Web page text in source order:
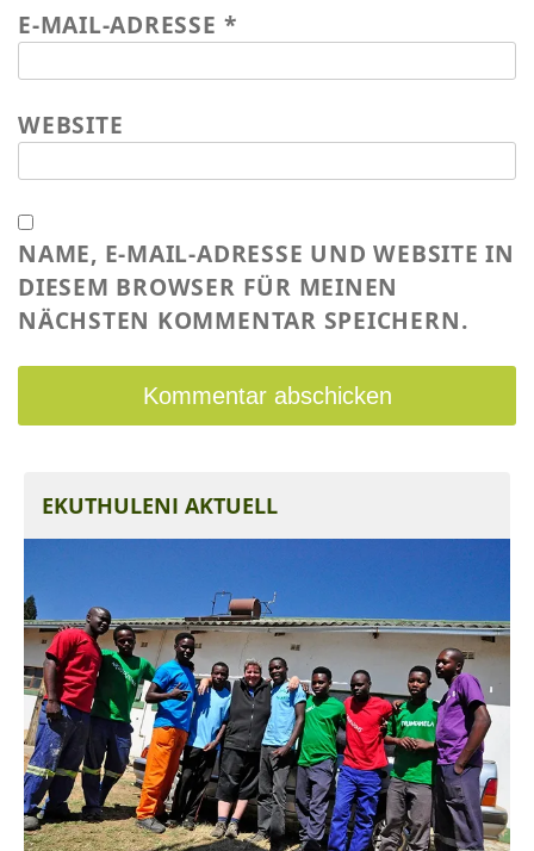
Bilder aus Zimbabwe
E-MAIL-ADRESSE *
WEBSITE
NAME, E-MAIL-ADRESSE UND WEBSITE IN
DIESEM BROWSER FÜR MEINEN
NÄCHSTEN KOMMENTAR SPEICHERN.
EKUTHULENI AKTUELL